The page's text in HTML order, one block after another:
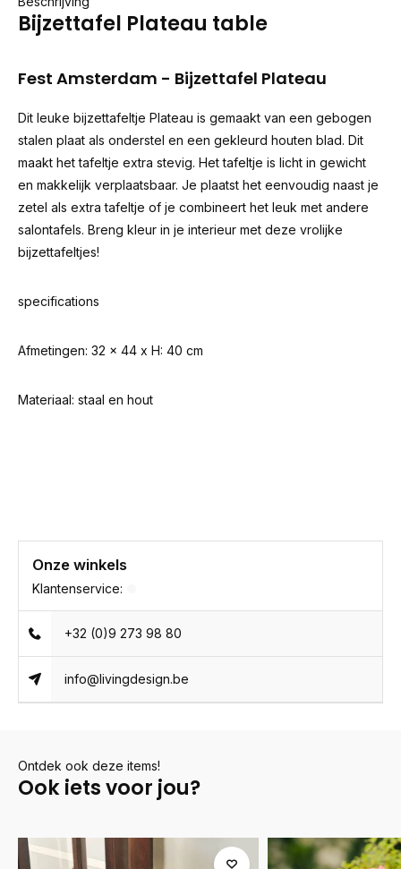
Bijzettafel Plateau table
Fest Amsterdam - Bijzettafel Plateau
Dit leuke bijzettafeltje Plateau is gemaakt van een gebogen
stalen plaat als onderstel en een gekleurd houten blad. Dit
maakt het tafeltje extra stevig. Het tafeltje is licht in gewicht
en makkelijk verplaatsbaar. Je plaatst het eenvoudig naast je
zetel als extra tafeltje of je combineert het leuk met andere
salontafels. Breng kleur in je interieur met deze vrolijke
bijzettafeltjes!
specifications
Afmetingen: 32 x 44 x H: 40 cm
Materiaal: staal en hout
Onze winkels
Klantenservice:
+32 (0)9 273 98 80
info@livingdesign.be
Ontdek ook deze items!
Ook iets voor jou?